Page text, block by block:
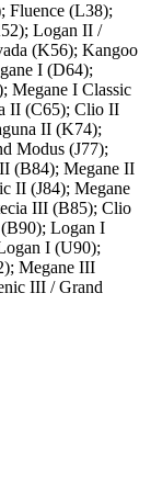
Fluence (L38);
Logan II /
(K56); Kangoo
I (D64);
Megane I Classic
II (C65); Clio II
II (K74);
Modus (J77);
(B84); Megane II
II (J84); Megane
III (B85); Clio
Logan I
I (U90);
Megane III
III / Grand